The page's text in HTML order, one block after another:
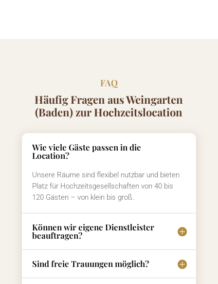
FAQ
Häufig Fragen aus Weingarten
(Baden) zur Hochzeitslocation
Wie viele Gäste passen in die
Location?
Unsere Räume sind flexibel nutzbar und bieten
Platz für Hochzeitsgesellschaften von 40 bis
120 Gästen – von klein bis groß.
Können wir eigene Dienstleister
beauftragen?
Sind freie Trauungen möglich?